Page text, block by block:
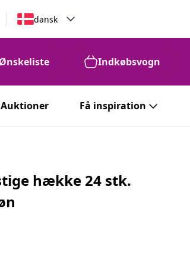
dansk
Ønskeliste Indkøbsvogn
Auktioner Få inspiration
hække 24 stk.